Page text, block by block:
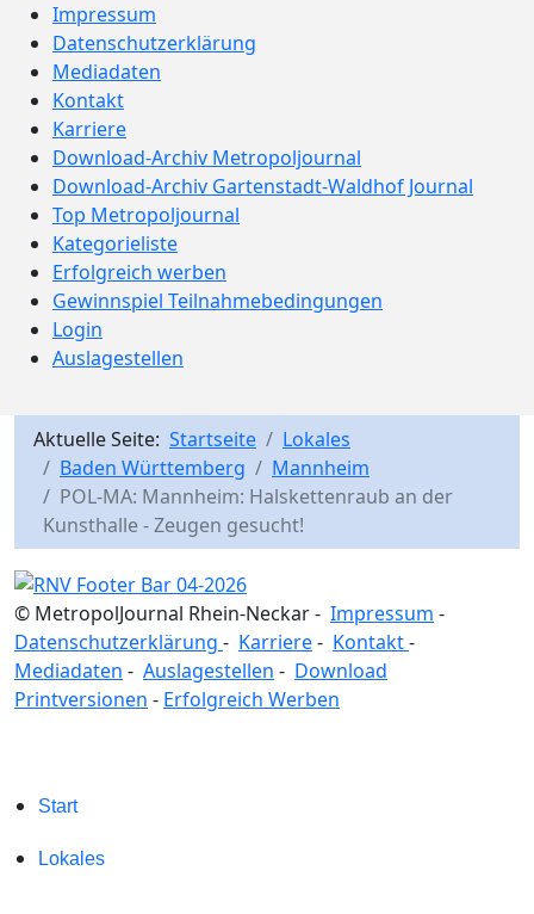
Impressum
Datenschutzerklärung
Mediadaten
Kontakt
Karriere
Download-Archiv Metropoljournal
Download-Archiv Gartenstadt-Waldhof Journal
Top Metropoljournal
Kategorieliste
Erfolgreich werben
Gewinnspiel Teilnahmebedingungen
Login
Auslagestellen
Aktuelle Seite: Startseite
Lokales
Baden Württemberg
Mannheim
POL-MA: Mannheim: Halskettenraub an der
Kunsthalle - Zeugen gesucht!
© MetropolJournal Rhein-Neckar - Impressum -
Datenschutzerklärung - Karriere- Kontakt-
Mediadaten - Auslagestellen - Download
Printversionen - Erfolgreich Werben
Start
Lokales